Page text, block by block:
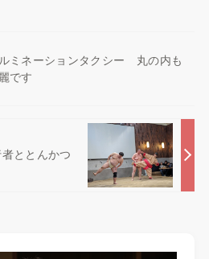
ミネーションタクシー 丸の内も
です
ととんかつ